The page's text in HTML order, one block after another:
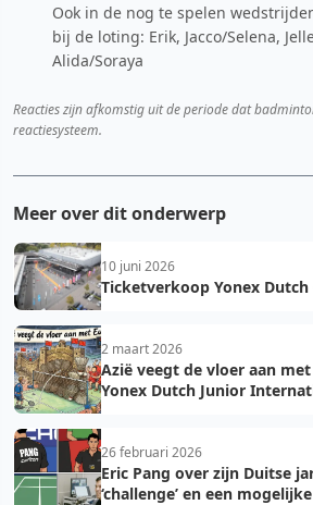
Ook in de nog te spelen
bij de loting: Erik, Jacco/Selena,
Alida/Soraya
Reacties zijn afkomstig uit de periode dat
reactiesysteem.
Meer over dit onderwerp
10 juni 2026
Ticketverkoop Yonex
2 maart 2026
Azië veegt de vloer aan
Yonex Dutch Junior
26 februari 2026
Eric Pang over zijn Duitse
‘challenge’ en een